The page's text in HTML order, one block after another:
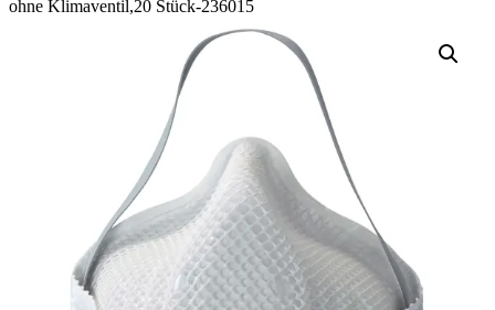
ohne Klimaventil,20 Stück-236015